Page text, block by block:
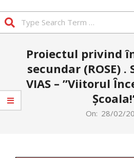
NavigationProiectul privind
secundar (ROSE)
VIAS – ”Viitorul
On: 28/02/